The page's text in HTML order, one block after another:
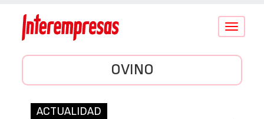
Conmutar
OVINO
ACTUALIDAD